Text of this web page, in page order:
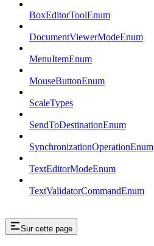
BoxEditorToolEnum
DocumentViewerModeEnum
MenuItemEnum
MouseButtonEnum
ScaleTypes
SendToDestinationEnum
SynchronizationOperationEnum
TextEditorModeEnum
TextValidatorCommandEnum
Sur cette page